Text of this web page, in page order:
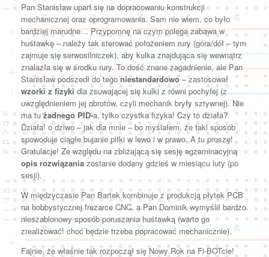
Pan Stanisław uparł się na dopracowaniu konstrukcji
mechanicznej oraz oprogramowania. Sam nie wiem, co było
bardziej marudne… Przypomnę na czym polega zabawa w
huśtawkę – należy tak sterować położeniem rury (góra/dół – tym
zajmuje się serwosilniczek), aby kulka znajdująca się wewnątrz
znalazła się w środku rury. To dość znane zagadnienie, ale Pan
Stanisław podszedł do tegoniestandardowo– zastosował
wzorki z fizykidla zsuwającej się kulki z równi pochyłej (z
uwzględnieniem jej obrotów, czyli mechanik bryły sztywnej). Nie
ma tużadnego PID-a, tylko czystka fizyka! Czy to działa?
Działa! o dziwo – jak dla mnie – bo myślałem, że taki sposób
spowoduje ciągłe bujanie piłki w lewo i w prawo. A tu proszę!
Gratulacje! Ze względu na zbliżającą się sesję egzaminacyjną
opis rozwiązania zostanie dodany gdzieś w miesiącu luty (po
sesji).
W międzyczasie Pan Bartek kombinuje z produkcją płytek PCB
na hobbystycznej frezarce CNC, a Pan Dominik wymyślił bardzo
nieszablonowy sposób poruszania huśtawką (warto go
zrealizować! choć będzie trzeba popracować mechanicznie).
Fajnie, że właśnie tak rozpoczął się Nowy Rok na Fi-BOTcie!